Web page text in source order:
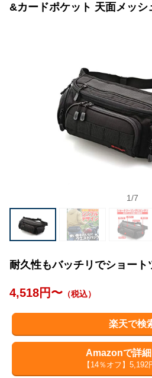
&カードポケット 天面メッシ
1/7
耐久性もバッチリでショート
4,518円〜 （税込）
楽天で検
Amazonで詳
【14％オフ】5,192